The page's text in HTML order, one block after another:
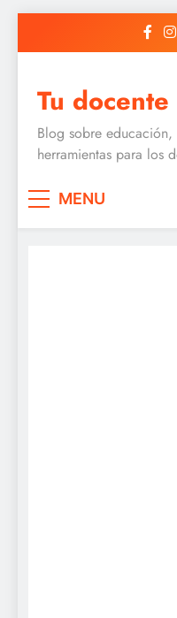
Tu docente
Blog sobre
herramientas para los
MENU